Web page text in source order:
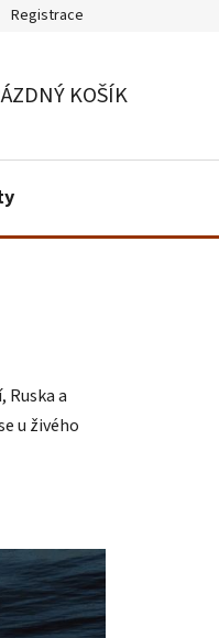
Registrace
KOŠÍK
a
u živého